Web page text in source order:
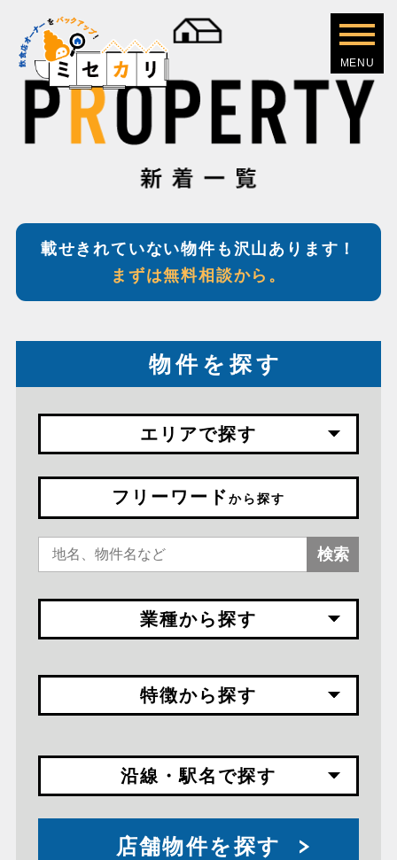
載せきれていない物件も沢山あります！
まずは無料相談から。
物件を探す
エリアで探す
フリーワードから探す
検索
業種から探す
特徴から探す
沿線・駅名で探す
店舗物件を探す